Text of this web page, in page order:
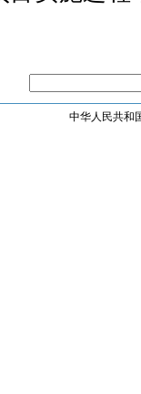
中华人民共和